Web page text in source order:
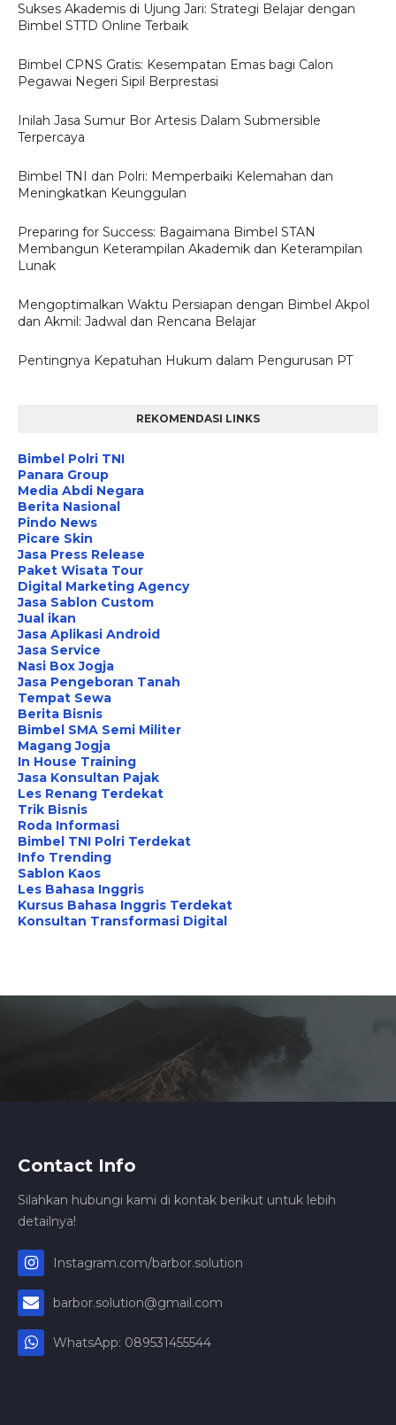
Sukses Akademis di Ujung Jari: Strategi Belajar dengan
Bimbel STTD Online Terbaik
Bimbel CPNS Gratis: Kesempatan Emas bagi Calon
Pegawai Negeri Sipil Berprestasi
Inilah Jasa Sumur Bor Artesis Dalam Submersible
Terpercaya
Bimbel TNI dan Polri: Memperbaiki Kelemahan dan
Meningkatkan Keunggulan
Preparing for Success: Bagaimana Bimbel STAN
Membangun Keterampilan Akademik dan Keterampilan
Lunak
Mengoptimalkan Waktu Persiapan dengan Bimbel Akpol
dan Akmil: Jadwal dan Rencana Belajar
Pentingnya Kepatuhan Hukum dalam Pengurusan PT
REKOMENDASI LINKS
Bimbel Polri TNI
Panara Group
Media Abdi Negara
Berita Nasional
Pindo News
Picare Skin
Jasa Press Release
Paket Wisata Tour
Digital Marketing Agency
Jasa Sablon Custom
Jual ikan
Jasa Aplikasi Android
Jasa Service
Nasi Box Jogja
Jasa Pengeboran Tanah
Tempat Sewa
Berita Bisnis
Bimbel SMA Semi Militer
Magang Jogja
In House Training
Jasa Konsultan Pajak
Les Renang Terdekat
Trik Bisnis
Roda Informasi
Bimbel TNI Polri Terdekat
Info Trending
Sablon Kaos
Les Bahasa Inggris
Kursus Bahasa Inggris Terdekat
Konsultan Transformasi Digital
Contact Info
Silahkan hubungi kami di kontak berikut untuk lebih
detailnya!
Instagram.com/barbor.solution
barbor.solution@gmail.com
WhatsApp: 089531455544